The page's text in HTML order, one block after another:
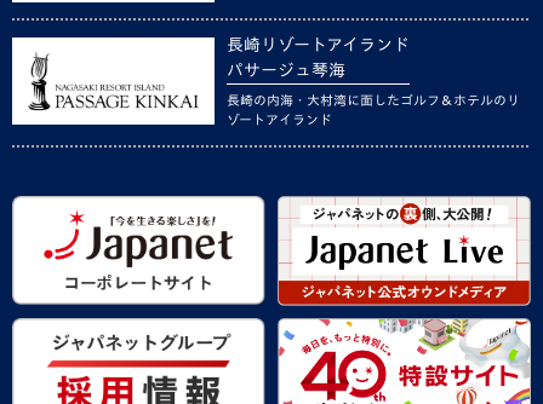
長崎リゾートアイランド
パサージュ琴海
長崎の内海・大村湾に面したゴルフ＆ホテルのリ
ゾートアイランド